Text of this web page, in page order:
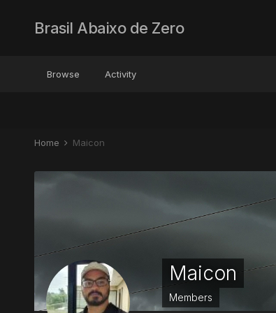
Brasil Abaixo de Zero
Browse Activity
Home Maicon
Maicon
Members